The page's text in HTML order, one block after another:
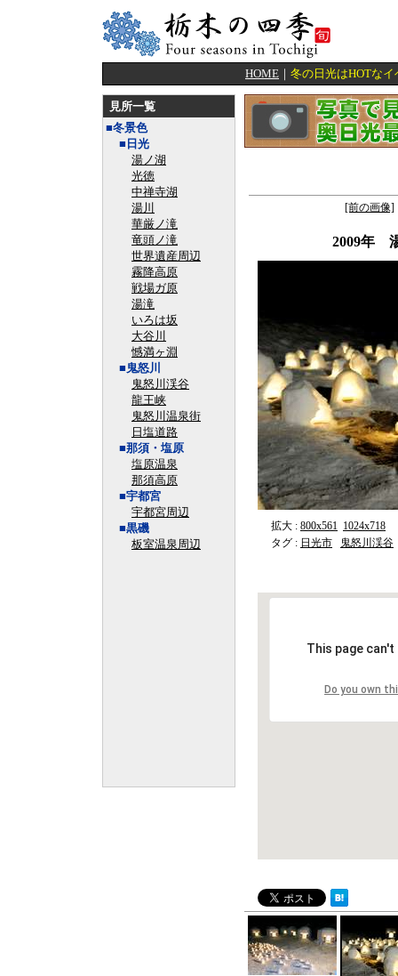
HOME ｜ 冬の日光はHOTな
見所一覧
■冬景色
■日光
湯ノ湖
光徳
中禅寺湖
湯川
華厳ノ滝
竜頭ノ滝
世界遺産周辺
霧降高原
戦場ガ原
湯滝
いろは坂
大谷川
憾満ヶ淵
■鬼怒川
鬼怒川渓谷
龍王峡
鬼怒川温泉街
日塩道路
■那須・塩原
塩原温泉
那須高原
■宇都宮
宇都宮周辺
■黒磯
板室温泉周辺
[前の画像]
2009年
拡大 : 800x561 1024x718
タグ : 日光市 鬼怒川渓谷
This page
Do you own